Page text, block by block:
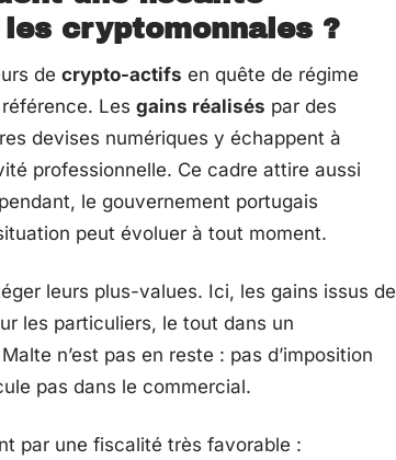
cryptomonnaies ?
de crypto-actifs en quête de régime
Les gains réalisés par des
devises numériques y échappent à
professionnelle. Ce cadre attire aussi
le gouvernement portugais
peut évoluer à tout moment.
leurs plus-values. Ici, les gains issus de
les particuliers, le tout dans un
n’est pas en reste : pas d’imposition
pas dans le commercial.
par une fiscalité très favorable :